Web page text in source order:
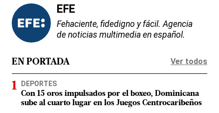
EFE
Fehaciente, fidedigno y fácil. Agencia
de noticias multimedia en español.
EN PORTADA Ver todos
DEPORTES
Con 15 oros impulsados por el boxeo, Dominicana
sube al cuarto lugar en los Juegos Centrocaribeños